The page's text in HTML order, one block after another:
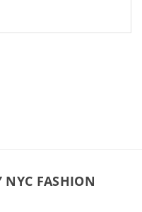
NYC FASHION